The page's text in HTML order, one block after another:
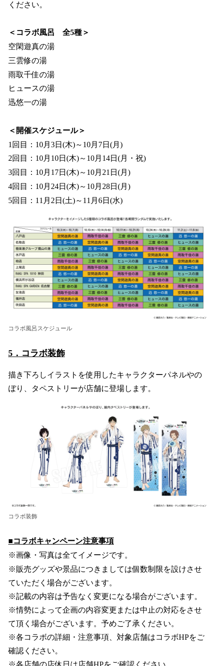
ください。
＜コラボ風呂 全5種＞
空閑遊真の湯
三雲修の湯
雨取千佳の湯
ヒュースの湯
迅悠一の湯
＜開催スケジュール＞
1回目：10月3日(木)～10月7日(月)
2回目：10月10日(木)～10月14日(月・祝)
3回目：10月17日(木)～10月21日(月)
4回目：10月24日(木)～10月28日(月)
5回目：11月2日(土)～11月6日(水)
コラボ風呂スケジュール
5．コラボ装飾
描き下ろしイラストを使用したキャラクターパネルやの
ぼり、タペストリーが店舗に登場します。
コラボ装飾
■コラボキャンペーン注意事項
※画像・写真は全てイメージです。
※販売グッズや景品につきましては個数制限を設けさせ
ていただく場合がございます。
※記載の内容は予告なく変更になる場合がございます。
※情勢によって企画の内容変更または中止の対応をさせ
て頂く場合がございます。予めご了承ください。
※各コラボの詳細・注意事項、対象店舗はコラボHPをご
確認ください。